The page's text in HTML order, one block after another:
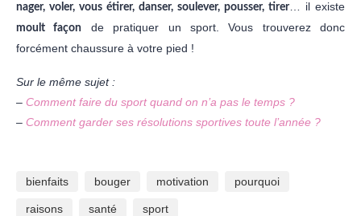
nager, voler, vous étirer, danser, soulever, pousser, tirer… il existe
moultfaçon de pratiquer un sport. Vous trouverez donc
forcément chaussure à votre pied !
Sur le même sujet :
– Comment faire du sport quand on n’a pas le temps ?
– Comment garder ses résolutions sportives toute l’année ?
bienfaits bouger motivation pourquoi
raisons santé sport